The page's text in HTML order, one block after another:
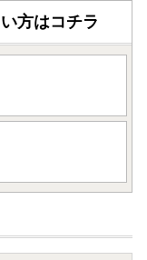
方はコチラ